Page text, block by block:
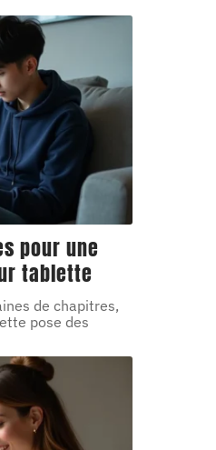
pour une
tablette
de chapitres,
pose des